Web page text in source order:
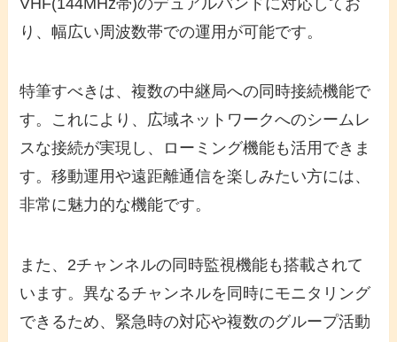
り、幅広い周波数帯での運用が可能です。
特筆すべきは、複数の中継局への同時接続機能で
す。これにより、広域ネットワークへのシームレ
スな接続が実現し、ローミング機能も活用できま
す。移動運用や遠距離通信を楽しみたい方には、
非常に魅力的な機能です。
また、2チャンネルの同時監視機能も搭載されて
います。異なるチャンネルを同時にモニタリング
できるため、緊急時の対応や複数のグループ活動